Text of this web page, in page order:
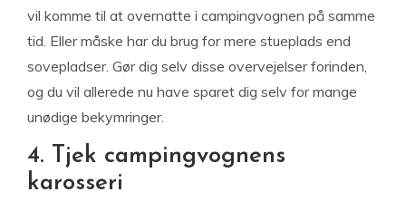
vil komme til at overnatte i campingvognen på samme
tid. Eller måske har du brug for mere stueplads end
sovepladser. Gør dig selv disse overvejelser forinden,
og du vil allerede nu have sparet dig selv for mange
unødige bekymringer.
4. Tjek campingvognens
karosseri